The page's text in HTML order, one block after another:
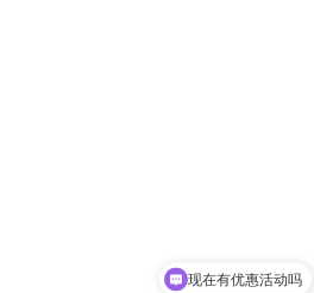
现在有优惠活动吗